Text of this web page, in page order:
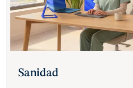
Sanidad